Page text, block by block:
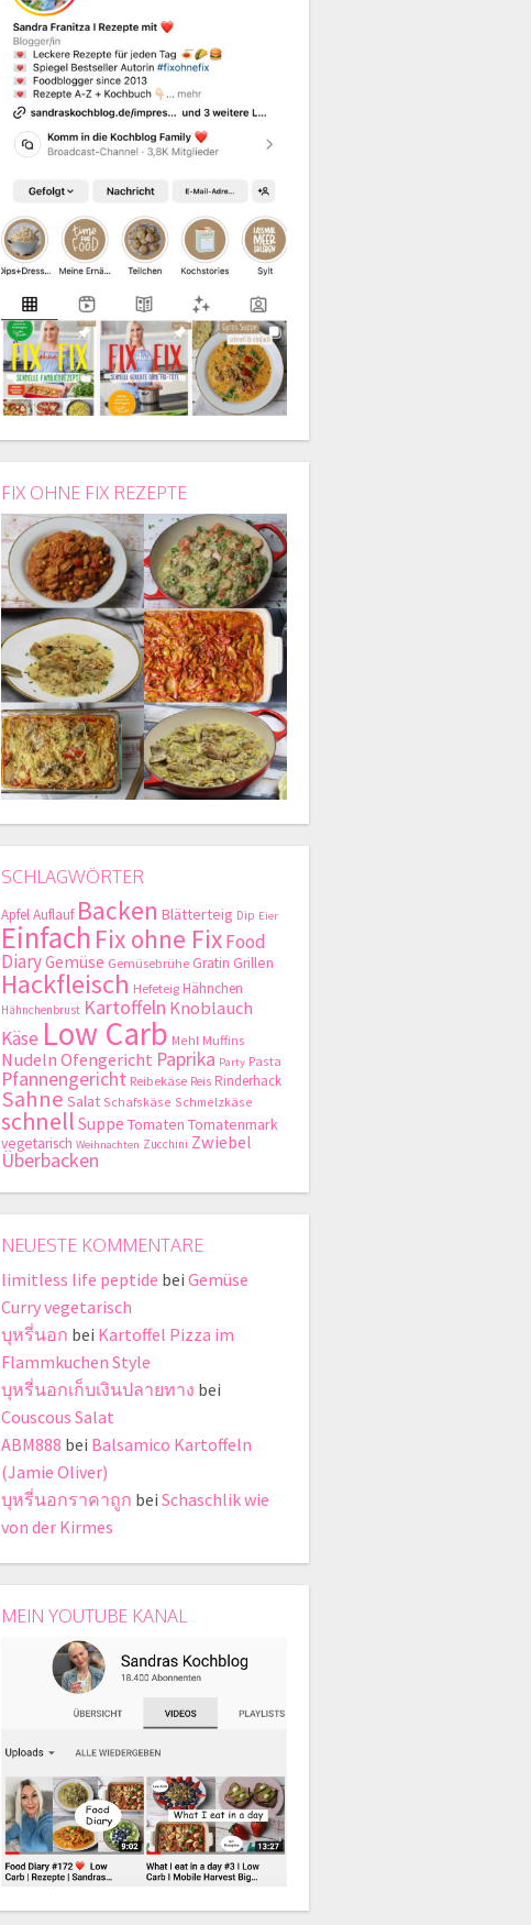
FIX OHNE FIX REZEPTE
SCHLAGWÖRTER
ApfelAuflauf Backen Blätterteig Dip Eier
Einfach Fix ohne FixFood
DiaryGemüse Gemüsebrühe Gratin Grillen
Hackfleisch Hefeteig Hähnchen
Hähnchenbrust Kartoffeln Knoblauch
Käse Low Carb Mehl Muffins
NudelnOfengericht Paprika Party Pasta
Pfannengericht Reibekäse Reis Rinderhack
Sahne Salat Schafskäse Schmelzkäse
schnell Suppe Tomaten Tomatenmark
vegetarisch Weihnachten Zucchini Zwiebel
Überbacken
NEUESTE KOMMENTARE
limitless life peptide bei Gemüse
Curry vegetarisch
บุหรี่นอก bei Kartoffel Pizza im
Flammkuchen Style
บุหรี่นอกเก็บเงินปลายทาง bei
Couscous Salat
ABM888 bei Balsamico Kartoffeln
(Jamie Oliver)
บุหรี่นอกราคาถูก bei Schaschlik wie
von der Kirmes
MEIN YOUTUBE KANAL